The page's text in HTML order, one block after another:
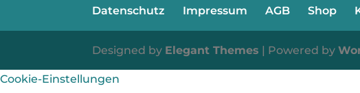
Datenschutz Impressum AGB Shop
Designed by Elegant Themes | Powered by
Cookie-Einstellungen